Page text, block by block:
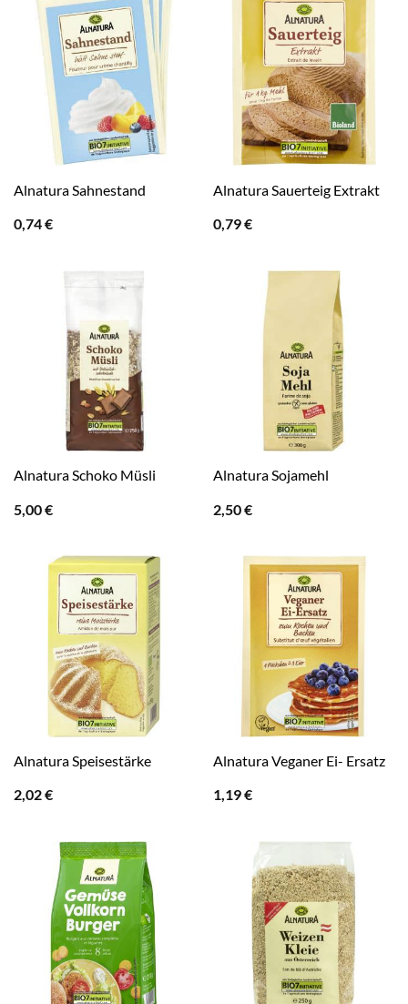
Alnatura Sahnestand
0,74€
Alnatura Sauerteig Extrakt
0,79€
Alnatura Schoko Müsli
5,00€
Alnatura Sojamehl
2,50€
Alnatura Speisestärke
2,02€
Alnatura Veganer Ei- Ersatz
1,19€